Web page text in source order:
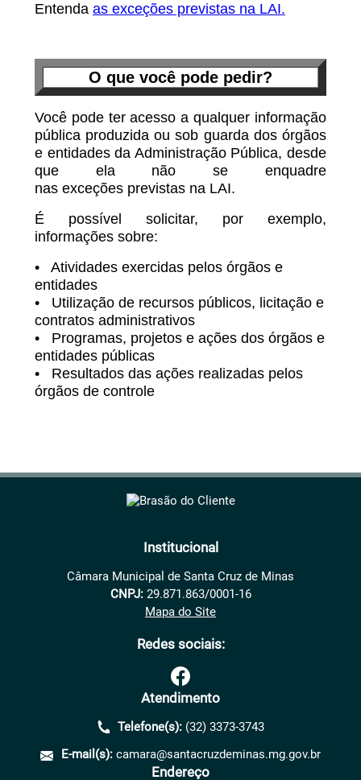
Entenda as exceções previstas na LAI.
O que você pode pedir?
Você pode ter acesso a qualquer informação
pública produzida ou sob guarda dos órgãos
e entidades da Administração Pública, desde
que ela não se enquadre
nas exceções previstas na LAI.
É possível solicitar, por exemplo,
informações sobre:
• Atividades exercidas pelos órgãos e
entidades
• Utilização de recursos públicos, licitação e
contratos administrativos
• Programas, projetos e ações dos órgãos e
entidades públicas
• Resultados das ações realizadas pelos
órgãos de controle
Institucional
Câmara Municipal de Santa Cruz de Minas
CNPJ: 29.871.863/0001-16
Mapa do Site
Redes sociais:
Atendimento
Telefone(s): (32) 3373-3743
E-mail(s): camara@santacruzdeminas.mg.gov.br
Endereço